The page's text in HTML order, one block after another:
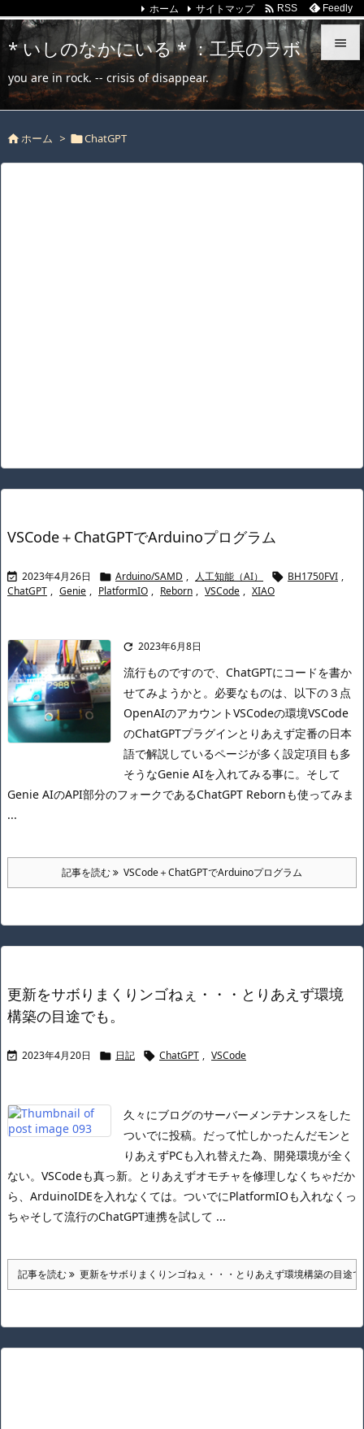
* いしのなかにいる * ：工兵のラボ
you are in rock. -- crisis of disappear.


メニュ

ホーム サイトマップ  RSS Feedly
ホーム > ChatGPT
VSCode＋ChatGPTでArduinoプログラム
 2023年4月26日  Arduino/SAMD , 人工知能（AI）  BH1750FVI ,
ChatGPT , Genie , PlatformIO , Reborn , VSCode , XIAO
 2023年6月8日
流行ものですので、ChatGPTにコードを書か
せてみようかと。 必要なものは、以下の３点
OpenAIのアカウントVSCodeの環境VSCode
のChatGPTプラグインとりあえず定番の日本
語で解説しているページが多く設定項目も多
そうなGenie AIを入れてみる事に。 そして
Genie AIのAPI部分のフォークであるChatGPT Rebornも使ってみま
...
記事を読む VSCode＋ChatGPTでArduinoプログラム
更新をサボりまくりンゴねぇ・・・とりあえず環境
構築の目途でも。
 2023年4月20日  日記  ChatGPT , VSCode
久々にブログのサーバーメンテナンスをした
ついでに投稿。 だって忙しかったんだモンと
りあえずPCも入れ替えた為、開発環境が全く
ない。 VSCodeも真っ新。 とりあえずオモチャを修理しなくちゃだか
ら、ArduinoIDEを入れなくては。 ついでにPlatformIOも入れなくっ
ちゃそして流行のChatGPT連携を試して ...
記事を読む 更新をサボりまくりンゴねぇ・・・とりあえず環境構築の目途